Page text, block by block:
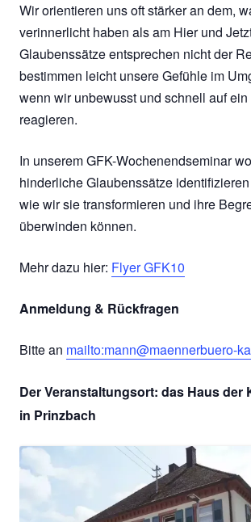
Wir orientieren uns oft stärker an dem,
verinnerlicht haben als am Hier und
Glaubenssätze entsprechen nicht der
bestimmen leicht unsere Gefühle im
wenn wir unbewusst und schnell auf
reagieren.
In unserem GFK-Wochenendseminar
hinderliche Glaubenssätze
wie wir sie transformieren und ihre
überwinden können.
Mehr dazu hier: Flyer GFK10
Anmeldung & Rückfragen
Bitte an mailto:mann@maennerbuero-
Der Veranstaltungsort: das Haus der
in Prinzbach